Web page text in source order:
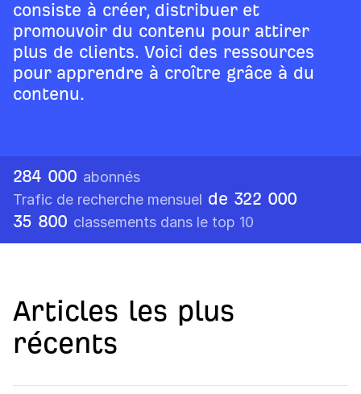
consiste à créer, distribuer et
promouvoir du contenu pour attirer
plus de clients. Voici des ressources
pour apprendre à croître grâce à du
contenu.
284 000 abonnés
Trafic de recherche mensuel de 322 000
35 800 classements dans le top 10
Articles les plus
récents